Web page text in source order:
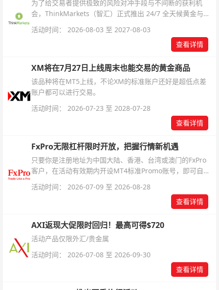
为了给交易者提供极致的风险对冲手段与不间断的获利机
会，ThinkMarkets（智汇）正式推出 24/7 全天候黄金与白
杆配置、支持软件及交易细则。
活动时间： 2026-08-03 至 2027-08-03
查看详情
XM将在7月27日上线周末也能交易的黄金商品
该品种将在MT5上线，不论XM的标准账户还好是超低点差
账户都可以进行交易。
活动时间： 2026-07-23 至 2028-07-28
查看详情
FxPro无限杠杆限时开放，把握行情新机遇
只要你是注册地址为中国大陆、香港、台湾或澳门的FxPro
客户，在活动有效期内开设MT4标准Promo账号，即可自动
活动时间： 2026-07-09 至 2026-08-28
查看详情
AXI返现大促限时回归！最高可得$720
活动产品仅限外汇/贵金属
活动时间： 2026-07-08 至 2026-09-30
查看详情